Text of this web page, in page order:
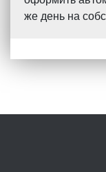
же день на